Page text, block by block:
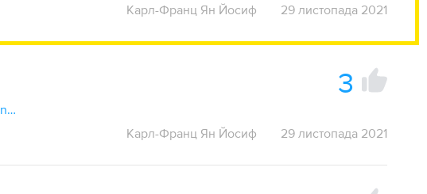
Карл-Франц Ян Йосиф 29 листопада 2021
3
http://hrinchenko.com/slovar/znachenie-slova/56694-stina.html#show_point
Карл-Франц Ян Йосиф 29 листопада 2021